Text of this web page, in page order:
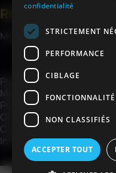
Ressources
Médiathèque
Plan du site
Mentions légales
Politique de confidentialité
CGV
CGV e-shop
Informations livraison e-
confidentialité
STRICTEMENT
PERFORMANCE
CIBLAGE
FONCTIONNALITÉ
NON CLASSIFIÉS
ACCEPTER TOUT